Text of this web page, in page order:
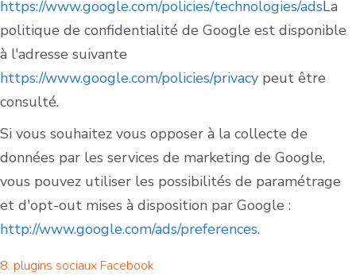
https://www.google.com/policies/technologies/adsLa
politique de confidentialité de Google est disponible
à l'adresse suivante
https://www.google.com/policies/privacy peut être
consulté.
Si vous souhaitez vous opposer à la collecte de
données par les services de marketing de Google,
vous pouvez utiliser les possibilités de paramétrage
et d'opt-out mises à disposition par Google :
http://www.google.com/ads/preferences.
8. plugins sociaux Facebook